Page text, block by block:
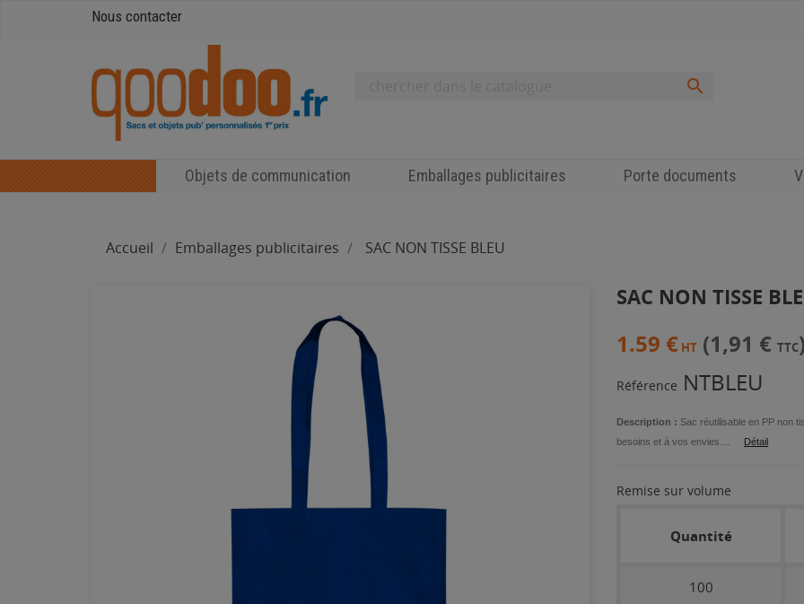
Nous contacter

Objets de communication Emballages publicitaires Porte documents
Accueil Emballages publicitaires SAC NON TISSE BLEU
SAC NON TISSE
1.59 € HT (1,91 € TTC)
Référence NTBLEU
Description : Sac réutilisable en PP non
besoins et à vos envies....
Détail
Remise sur volume
Quantité
100